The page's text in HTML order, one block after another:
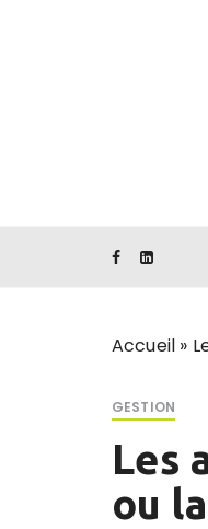
Accueil »
GESTION
Les
ou